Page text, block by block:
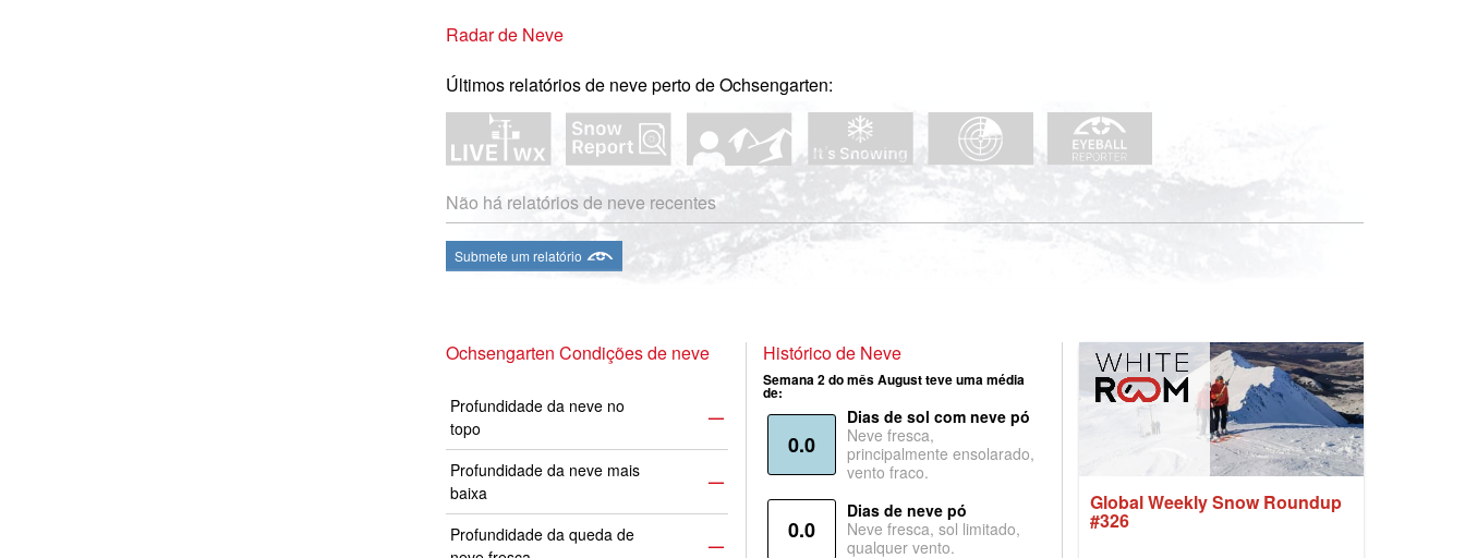
Radar de Neve
Últimos relatórios de neve perto de Ochsengarten:
Não há relatórios de neve recentes
Submete um relatório
Ochsengarten Condições de neve
Profundidade da neve no
topo
—
Profundidade da neve mais
baixa
—
Profundidade da queda de
—
Histórico de Neve
Semana 2 do mês August teve uma média
de:
0.0
Dias de sol com neve pó
Neve fresca,
principalmente ensolarado,
vento fraco.
0.0
Dias de neve pó
Neve fresca, sol limitado,
qualquer vento.
Global Weekly Snow Roundup
#326